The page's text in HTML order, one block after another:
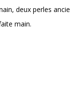
deux perles
main.